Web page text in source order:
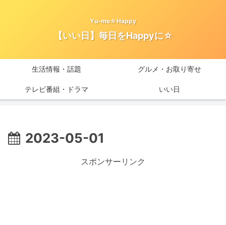
Yu-me☆Happy
【いい日】毎日をHappyに☆
生活情報・話題 グルメ・お取り寄せ
テレビ番組・ドラマ いい日
2023-05-01
スポンサーリンク